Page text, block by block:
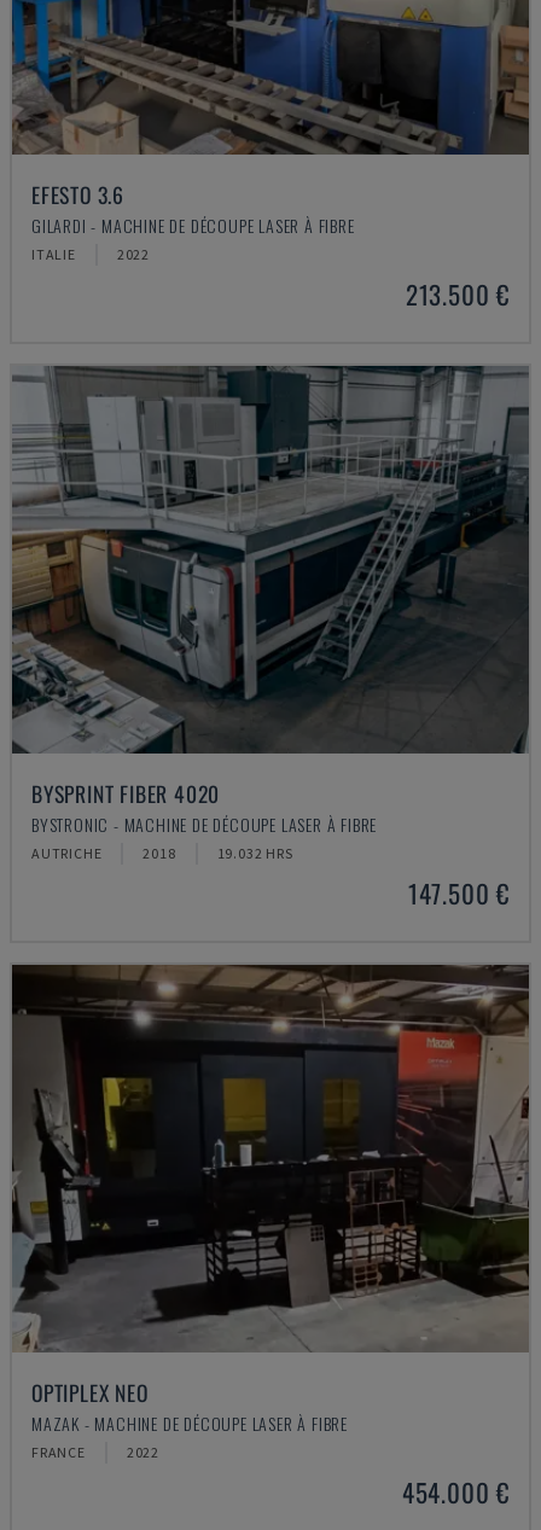
EFESTO 3.6
GILARDI - MACHINE DE DÉCOUPE LASER À FIBRE
ITALIE 2022
213.500 €
BYSPRINT FIBER 4020
BYSTRONIC - MACHINE DE DÉCOUPE LASER À FIBRE
AUTRICHE 2018 19.032 HRS
147.500 €
OPTIPLEX NEO
MAZAK - MACHINE DE DÉCOUPE LASER À FIBRE
FRANCE 2022
454.000 €